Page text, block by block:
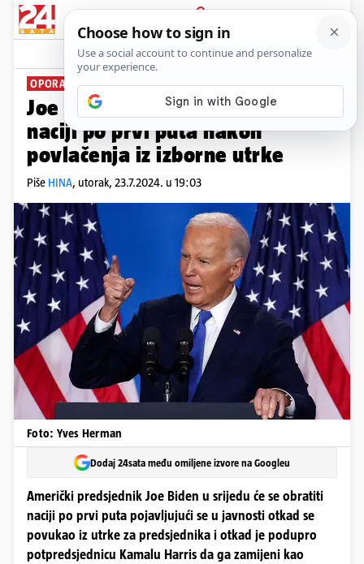
PRIJAVA
News Komentari
OPORAVLJA SE OD COVID-A
Joe Biden se u srijedu obraća
naciji po prvi puta nakon
povlačenja iz izborne utrke
Piše HINA, utorak, 23.7.2024. u 19:03
Foto: Yves Herman
Dodaj 24sata među omiljene izvore na Googleu
Američki predsjednik Joe Biden u srijedu će se obratiti
naciji po prvi puta pojavljujući se u javnosti otkad se
povukao iz utrke za predsjednika i otkad je podupro
potpredsjednicu Kamalu Harris da ga zamijeni kao